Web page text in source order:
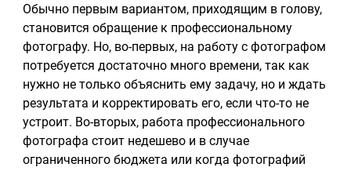
Обычно первым вариантом, приходящим в голову,
становится обращение к профессиональному
фотографу. Но, во-первых, на работу с фотографом
потребуется достаточно много времени, так как
нужно не только объяснить ему задачу, но и ждать
результата и корректировать его, если что-то не
устроит. Во-вторых, работа профессионального
фотографа стоит недешево и в случае
ограниченного бюджета или когда фотографий